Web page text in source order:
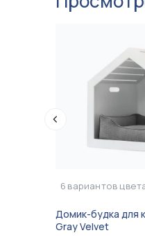
6 вариантов
Домик-будка для
Gray Velvet